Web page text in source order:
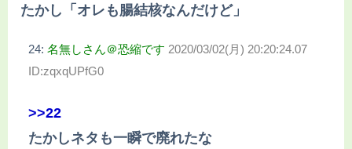
たかし「オレも腸結核なんだけど」
24: 名無しさん＠恐縮です 2020/03/02(月) 20:20:24.07
ID:zqxqUPfG0
>>22
たかしネタも一瞬で廃れたな